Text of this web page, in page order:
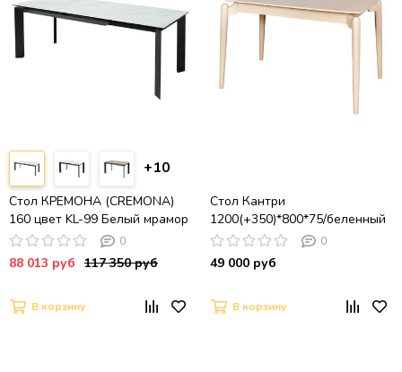
+10
Стол КРЕМОНА (CREMONA)
160 цвет KL-99 Белый мрамор
матовый, итальянская
керамика / ЧЕРНЫЙ, ®DISAUR
0
88 013 руб 117 350 руб
В корзину
Стол Кантри
1200(+350)*800*75/беленный
дуб
0
49 000 руб
В корзину